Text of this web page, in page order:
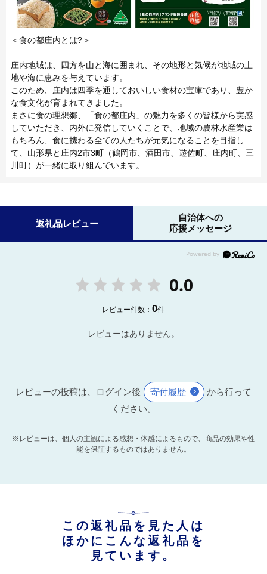
＜食の都庄内とは?＞
庄内地域は、四方を山と海に囲まれ、その地形と気候が地域の土
地や海に恵みを与えています。
このため、庄内は四季を通しておいしい食材の宝庫であり、豊か
な食文化が育まれてきました。
まさに食の理想郷、「食の都庄内」の魅力を多くの皆様から実感
していただき、内外に発信していくことで、地域の農林水産業は
もちろん、食に携わる全ての人たちが元気になることを目指し
て、山形県と庄内2市3町（鶴岡市、酒田市、遊佐町、庄内町、三
川町）が一緒に取り組んでいます。
返礼品レビュー
自治体への
応援メッセージ
0.0
レビュー件数：0件
レビューはありません。
レビューの投稿は、ログイン後 寄付履歴
から行って
ください。
※レビューは、個人の主観による感想・体感によるもので、商品の効果や性
能を保証するものではありません。
この返礼品を見た人は
ほかにこんな返礼品を
見ています。